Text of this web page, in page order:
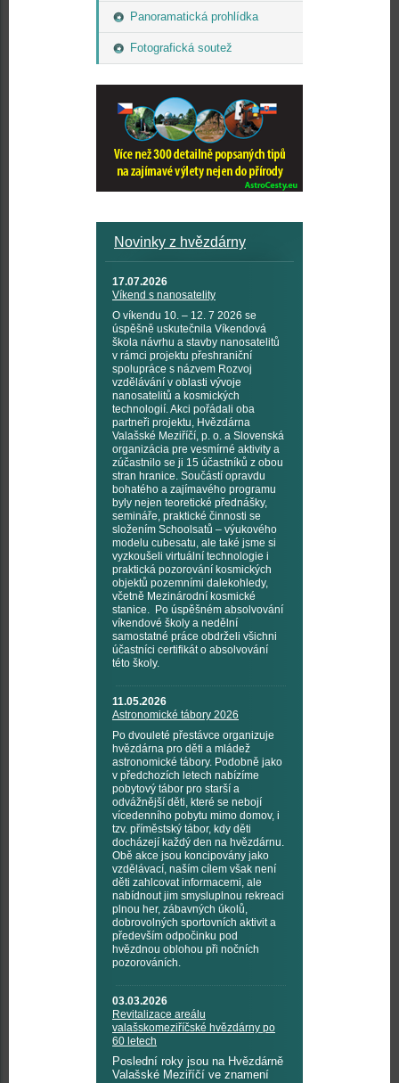
Panoramatická prohlídka
Fotografická soutež
Novinky z hvězdárny
17.07.2026
Víkend s nanosatelity
O víkendu 10. – 12. 7 2026 se
úspěšně uskutečnila Víkendová
škola návrhu a stavby nanosatelitů
v rámci projektu přeshraniční
spolupráce s názvem Rozvoj
vzdělávání v oblasti vývoje
nanosatelitů a kosmických
technologií. Akci pořádali oba
partneři projektu, Hvězdárna
Valašské Meziříčí, p. o. a Slovenská
organizácia pre vesmírné aktivity a
zúčastnilo se ji 15 účastníků z obou
stran hranice. Součástí opravdu
bohatého a zajímavého programu
byly nejen teoretické přednášky,
semináře, praktické činnosti se
složením Schoolsatů – výukového
modelu cubesatu, ale také jsme si
vyzkoušeli virtuální technologie i
praktická pozorování kosmických
objektů pozemními dalekohledy,
včetně Mezinárodní kosmické
stanice. Po úspěšném absolvování
víkendové školy a nedělní
samostatné práce obdrželi všichni
účastníci certifikát o absolvování
této školy.
11.05.2026
Astronomické tábory 2026
Po dvouleté přestávce organizuje
hvězdárna pro děti a mládež
astronomické tábory. Podobně jako
v předchozích letech nabízíme
pobytový tábor pro starší a
odvážnější děti, které se nebojí
vícedenního pobytu mimo domov, i
tzv. příměstský tábor, kdy děti
docházejí každý den na hvězdárnu.
Obě akce jsou koncipovány jako
vzdělávací, naším cílem však není
děti zahlcovat informacemi, ale
nabídnout jim smysluplnou rekreaci
plnou her, zábavných úkolů,
dobrovolných sportovních aktivit a
především odpočinku pod
hvězdnou oblohou při nočních
pozorováních.
03.03.2026
Revitalizace areálu
valašskomeziříčské hvězdárny po
60 letech
Poslední roky jsou na Hvězdárně
Valašské Meziříčí ve znamení